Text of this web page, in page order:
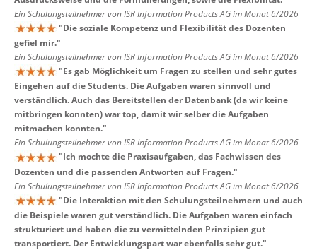
Ein Schulungsteilnehmer von ISR Information Products AG im Monat 6/2026
"Die soziale Kompetenz und Flexibilität des Dozenten
gefiel mir."
Ein Schulungsteilnehmer von ISR Information Products AG im Monat 6/2026
"Es gab Möglichkeit um Fragen zu stellen und sehr gutes
Eingehen auf die Students. Die Aufgaben waren sinnvoll und
verständlich. Auch das Bereitstellen der Datenbank (da wir keine
mitbringen konnten) war top, damit wir selber die Aufgaben
mitmachen konnten."
Ein Schulungsteilnehmer von ISR Information Products AG im Monat 6/2026
"Ich mochte die Praxisaufgaben, das Fachwissen des
Dozenten und die passenden Antworten auf Fragen."
Ein Schulungsteilnehmer von ISR Information Products AG im Monat 6/2026
"Die Interaktion mit den Schulungsteilnehmern und auch
die Beispiele waren gut verständlich. Die Aufgaben waren einfach
strukturiert und haben die zu vermittelnden Prinzipien gut
transportiert. Der Entwicklungspart war ebenfalls sehr gut."